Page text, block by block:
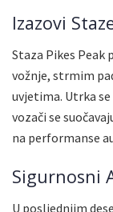
Izazovi
Staza Pikes
vožnje, strmim
uvjetima. Utrka
vozači se
na performanse
Sigurnosni
U posljednjim